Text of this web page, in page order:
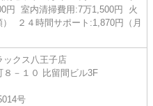
円 室内清掃費用:7万1,500円 火
） ２４時間サポート:1,870円（月
クス八王子店
８－１０ 比留間ビル3F
号